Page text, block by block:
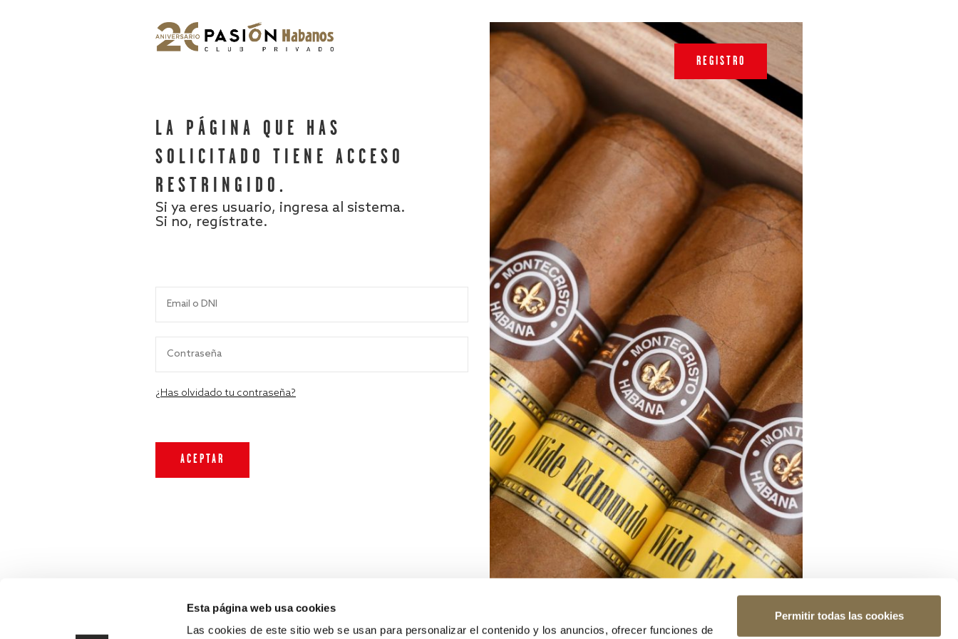
Esta página web usa cookies
Las cookies de este sitio web se usan para personalizar el contenido y los anuncios, ofrecer funciones de
Permitir todas las cookies
LA PÁGINA QUE HAS
SOLICITADO TIENE ACCESO
RESTRINGIDO.
Si ya eres usuario, ingresa al sistema.
Si no, regístrate.
¿Has olvidado tu contraseña?
REGISTRO